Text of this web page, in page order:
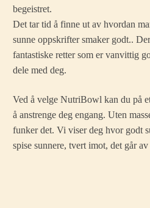
begeistret.
Det tar tid å finne ut av hvordan
sunne oppskrifter smaker godt..
fantastiske retter som er vanvittig
dele med deg.
Ved å velge NutriBowl kan du på
å anstrenge deg engang. Uten
funker det. Vi viser deg hvor godt
spise sunnere, tvert imot, det går av